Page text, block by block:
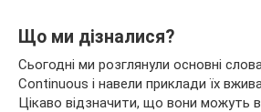
Що ми дізналися?
Сьогодні ми розглянули основні
Continuous і навели приклади їх
Цікаво відзначити, що вони можуть